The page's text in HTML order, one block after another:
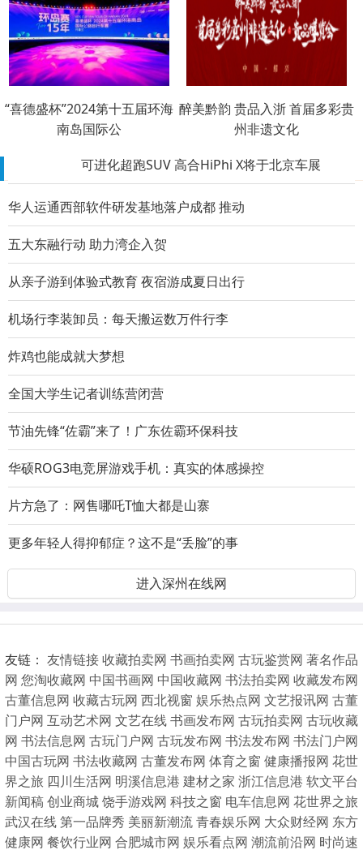
“喜德盛杯”2024第十五届环海
南岛国际公
醉美黔韵 贵品入浙 首届多彩贵
州非遗文化
可进化超跑SUV 高合HiPhi X将于北京车展
ROG3腾讯定制版与骁龙865+携手，横扫游戏
毫秒之间，ROG3腾讯定制版让你体验人生巅
华硕ROG3电竞屏游戏手机：真实的体感操控
比伯晒妻子泳装照霸气示爱 戴潜水镜海莉
李嫣晒机场照背包鼓鼓 回眸长发遮面露长
安以轩顺利产子超旺夫 老公为谢其辛苦购4
袁巴元否认新恋情 喊话女方称“媒体误读
机场行李装卸员：每天搬运数万件行李
成群江豚 南京江面聚集嬉闹
华人运通西部软件研发基地落户成都 推动
五大东融行动 助力湾企入贺
从亲子游到体验式教育 夜宿游成夏日出行
机场行李装卸员：每天搬运数万件行李
炸鸡也能成就大梦想
全国大学生记者训练营闭营
节油先锋“佐霸”来了！广东佐霸环保科技
华硕ROG3电竞屏游戏手机：真实的体感操控
片方急了：网售哪吒T恤大都是山寨
更多年轻人得抑郁症？这不是“丢脸”的事
进入深州在线网
友链： 友情链接收藏拍卖网 书画拍卖网 古玩鉴赏网 著名作品
网 您淘收藏网 中国书画网 中国收藏网 书法拍卖网 收藏发布网
古董信息网 收藏古玩网 西北视窗 娱乐热点网 文艺报讯网 古董
门户网 互动艺术网 文艺在线书画发布网 古玩拍卖网 古玩收藏
网 书法信息网 古玩门户网 古玩发布网 书法发布网 书法门户网
中国古玩网 书法收藏网 古董发布网 体育之窗 健康播报网 花世
界之旅 四川生活网 明溪信息港 建材之家 浙江信息港 软文平台
新闻稿创业商城饶手游戏网 科技之窗 电车信息网 花世界之旅
武汉在线第一品牌秀 美丽新潮流青春娱乐网 大众财经网 东方
健康网 餐饮行业网 合肥城市网 娱乐看点网 潮流前沿网 时尚速